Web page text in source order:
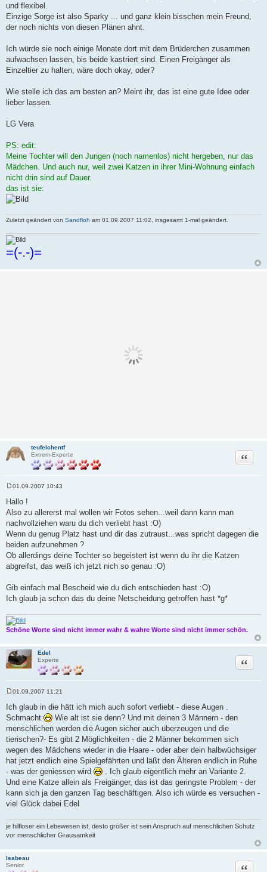
und flexibel.
Einzige Sorge ist also Sparky ... und ganz klein bisschen mein Freund,
der noch nichts von diesen Plänen ahnt.
Ich würde sie noch einige Monate dort mit dem Brüderchen zusammen
aufwachsen lassen, bis beide kastriert sind. Einen Freigänger als
Einzeltier zu halten, wäre doch okay, oder?
Wie stelle ich das am besten an? Meint ihr, das ist eine gute Idee oder
lieber lassen.
LG Vera
PS: edit:
Meine Tochter will den Jungen (noch namenlos) nicht hergeben, nur das
Mädchen. Und auch nur, weil zwei Katzen in ihrer Mini-Wohnung einfach
nicht drin sind auf Dauer.
das ist sie:
Zuletzt geändert von Sandfloh am 01.09.2007 11:02, insgesamt 1-mal geändert.
=(-.-)=
teufelchentf
Extrem-Experte
Zitat
e
i
t
a
g
01.09.2007 10:43
Hallo !
Also zu allererst mal wollen wir Fotos sehen...weil dann kann man
nachvollziehen waru du dich verliebt hast :O)
Wenn du genug Platz hast und dir das zutraust...was spricht dagegen die
beiden aufzunehmen ?
Ob allerdings deine Tochter so begeistert ist wenn du ihr die Katzen
abgreifst, das weiß ich jetzt nich so genau :O)
Gib einfach mal Bescheid wie du dich entschieden hast :O)
Ich glaub ja schon das du deine Netscheidung getroffen hast *g*
Schöne Worte sind nicht immer wahr & wahre Worte sind nicht immer schön.
Edel
Experte
Zitat
e
i
t
a
g
01.09.2007 11:21
Ich glaub in die hätt ich mich auch sofort verliebt - diese Augen .
Schmacht
Wie alt ist sie denn? Und mit deinen 3 Männern - den
menschlichen werden die Augen sicher auch überzeugen und die
tierischen?- Es gibt 2 Möglichkeiten - die 2 Männer bekommen sich
wegen des Mädchens wieder in die Haare - oder aber dein halbwüchsiger
hat jetzt endlich eine Spielgefährten und läßt den Älteren endlich in Ruhe
- was der geniessen wird
. Ich glaub eigentlich mehr an Variante 2.
Und eine Katze allein als Freigänger, das ist das geringste Problem - der
kann sich ja den ganzen Tag beschäftigen. Also ich würde es versuchen -
viel Glück dabei Edel
je hilfloser ein Lebewesen ist, desto größer ist sein Anspruch auf menschlichen Schutz
vor menschlicher Grausamkeit
Isabeau
Senior
Zitat